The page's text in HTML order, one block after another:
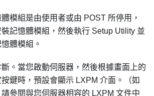
模組是由使用者或由 POST 所停用，
記憶體模組，然後執行 Setup Utility 並
體模組。
。當您啟動伺服器，然後根據畫面上的
鍵時，預設會顯示 LXPM 介面。
（如
參閱與您伺服器相容的 LXPM 文件中